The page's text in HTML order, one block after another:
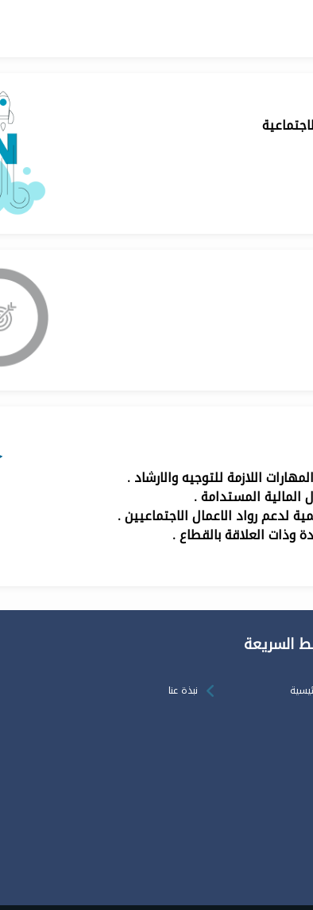
اللازمة للتوجيه والارشاد .
المستدامة .
لدعم رواد الاعمال الاجتماعيين .
وذات العلاقة بالقطاع .
السريعة
نبذة عنا